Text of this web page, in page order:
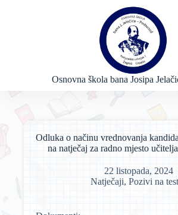
n
Osnovna škola bana Josipa
Odluka o načinu vrednovanja
na natječaj za radno mjesto
22 listopada, 2024
Natječaji,Pozivi na